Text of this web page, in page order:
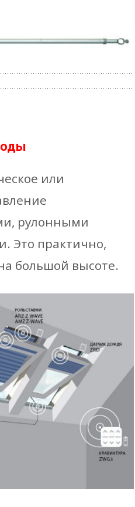
или
рулонными
Это практично,
большой высоте.